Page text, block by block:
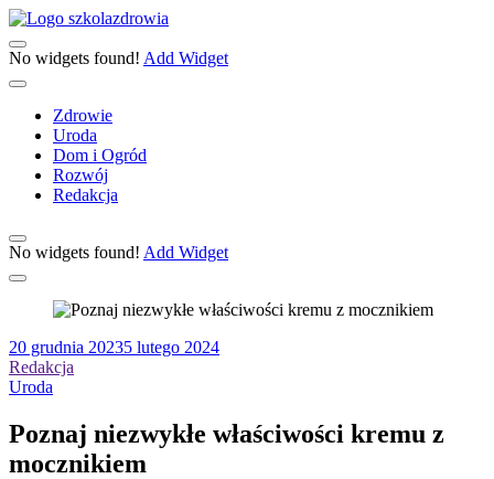
Skip
to
content
Szkoła
Zdrowia
No widgets found! Add Widget
Zdrowie
Uroda
Dom i Ogród
Rozwój
Redakcja
No widgets found! Add Widget
Posted
on
20 grudnia 20235 lutego 2024
Redakcja
Uroda
Poznaj niezwykłe właściwości kremu z
mocznikiem